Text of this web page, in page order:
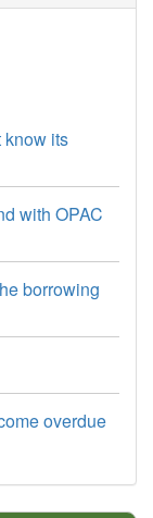
know its
with OPAC
borrowing
overdue